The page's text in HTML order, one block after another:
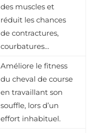
des muscles et
réduit les chances
de contractures,
courbatures…
Améliore le fitness
du cheval de course
en travaillant son
souffle, lors d’un
effort inhabituel.